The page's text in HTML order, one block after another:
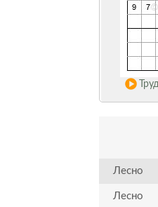
Лесно
Лесно